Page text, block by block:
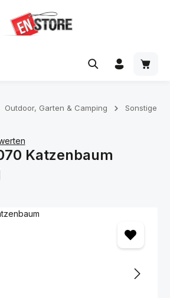
Outdoor, Garten & Camping Sonstige
von 0 von 5 Sternen
Katzenbaum